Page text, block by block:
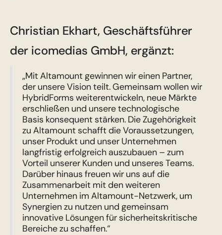
Christian Ekhart, Geschäftsführer
der icomedias GmbH, ergänzt:
„Mit Altamount gewinnen wir einen Partner,
der unsere Vision teilt. Gemeinsam wollen wir
HybridForms weiterentwickeln, neue Märkte
erschließen und unsere technologische
Basis konsequent stärken. Die Zugehörigkeit
zu Altamount schafft die Voraussetzungen,
unser Produkt und unser Unternehmen
langfristig erfolgreich auszubauen – zum
Vorteil unserer Kunden und unseres Teams.
Darüber hinaus freuen wir uns auf die
Zusammenarbeit mit den weiteren
Unternehmen im Altamount-Netzwerk, um
Synergien zu nutzen und gemeinsam
innovative Lösungen für sicherheitskritische
Bereiche zu schaffen.“